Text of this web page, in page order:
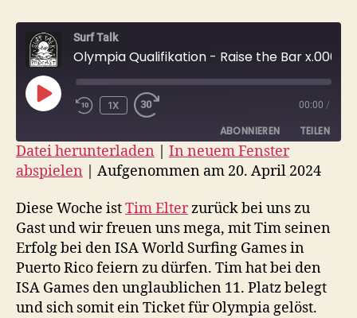
Surf Talk
PLAY
EPISODE
1X 00:00 /
ABONNIEREN TEILEN
TEILEN
LINK
EMBED
Datei herunterladen | In neuem Fenster
abspielen | Aufgenommen am 20. April 2024
Diese Woche istTim Elterzurück bei uns zu
Gast und wir freuen uns mega, mit Tim seinen
Erfolg bei den ISA World Surfing Games in
Puerto Rico feiern zu dürfen. Tim hat bei den
ISA Games den unglaublichen 11. Platz belegt
und sich somit ein Ticket für Olympia gelöst.